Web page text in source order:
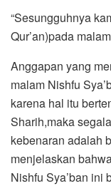
“Sesungguhnya
Qur’an)pada
Anggapan yang
malam Nishfu
karena hal itu
Sharih,maka
kebenaran adalah
menjelaskan
Nishfu Sya’ban ini